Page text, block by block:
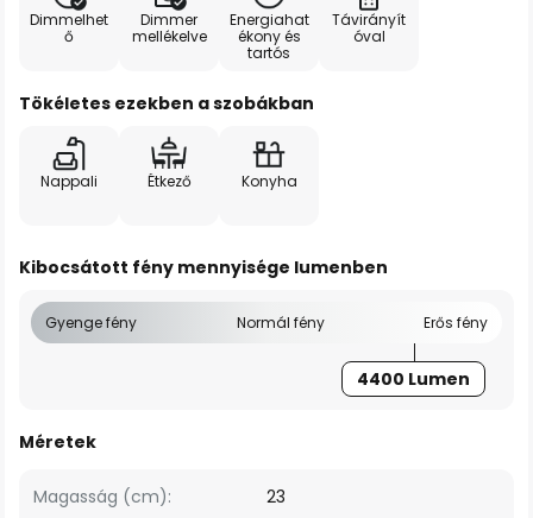
Dimmelhet
ő
Dimmer
mellékelve
Energiahat
ékony és
tartós
Távirányít
óval
Tökéletes ezekben a szobákban
Nappali Étkező Konyha
Kibocsátott fény mennyisége lumenben
Gyenge fény Normál fény Erős fény
4400 Lumen
Méretek
Magasság (cm):
23